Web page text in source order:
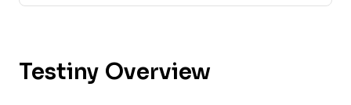
Testiny Overview